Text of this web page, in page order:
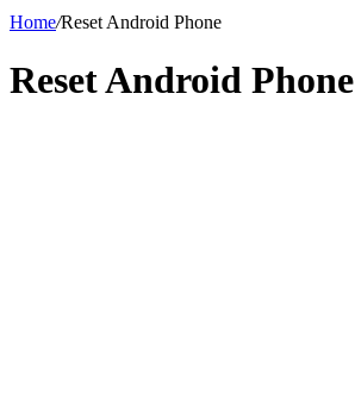
Home/Reset Android Phone
Reset Android Phone